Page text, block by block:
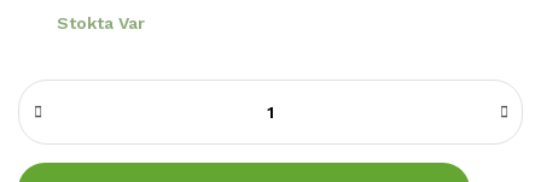
Stokta Var